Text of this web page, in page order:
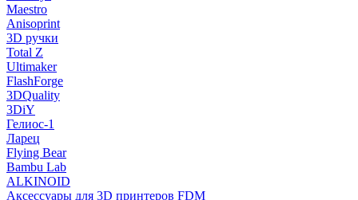
Maestro
Anisoprint
3D ручки
Total Z
Ultimaker
FlashForge
3DQuality
3DiY
Гелиос-1
Ларец
Flying Bear
Bambu Lab
ALKINOID
Аксессуары для 3D принтеров FDM